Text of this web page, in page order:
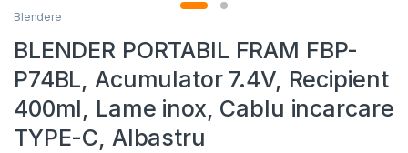
Blendere
BLENDER PORTABIL FRAM FBP-
P74BL, Acumulator 7.4V, Recipient
400ml, Lame inox, Cablu incarcare
TYPE-C, Albastru